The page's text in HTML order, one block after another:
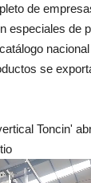
de
especiales de
se
Toncin'